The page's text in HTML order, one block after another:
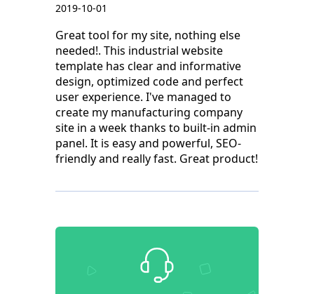
2019-10-01
Great tool for my site, nothing else
needed!. This industrial website
template has clear and informative
design, optimized code and perfect
user experience. I've managed to
create my manufacturing company
site in a week thanks to built-in admin
panel. It is easy and powerful, SEO-
friendly and really fast. Great product!